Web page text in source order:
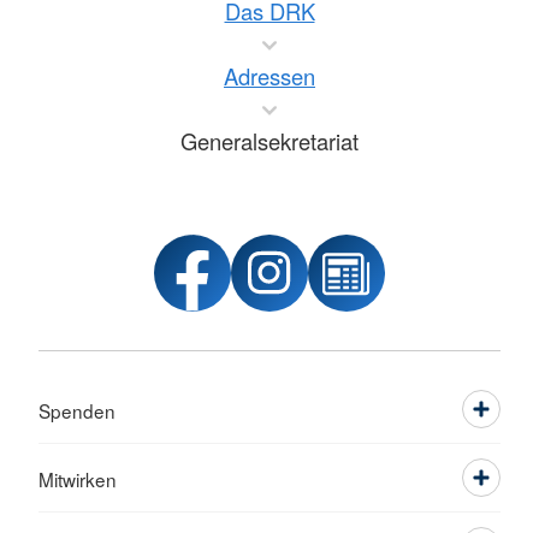
Das DRK
Adressen
Generalsekretariat
Spenden
Mitwirken